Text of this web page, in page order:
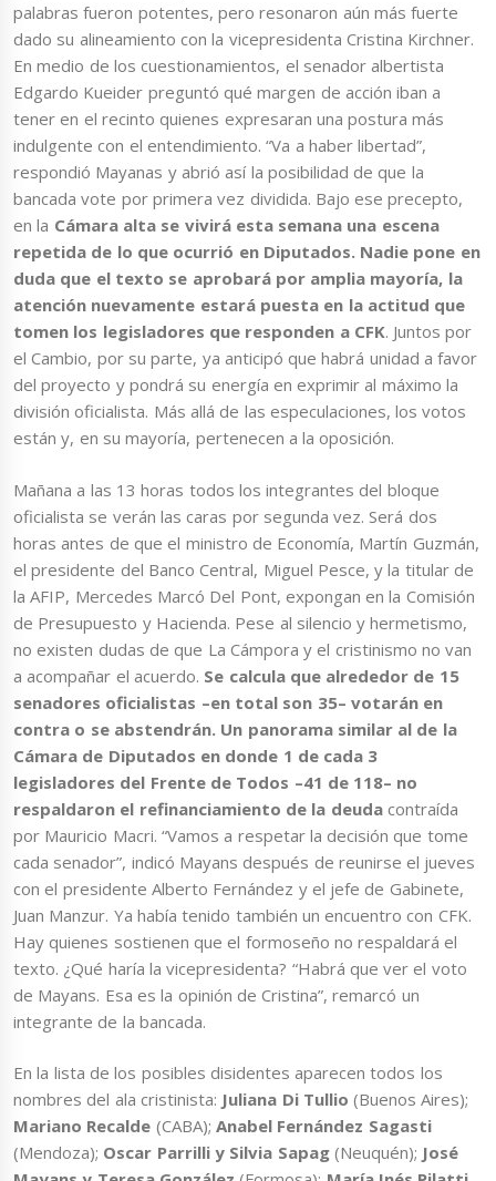
palabras fueron potentes, pero resonaron aún más fuerte
dado su alineamiento con la vicepresidenta Cristina Kirchner.
En medio de los cuestionamientos, el senador albertista
Edgardo Kueider preguntó qué margen de acción iban a
tener en el recinto quienes expresaran una postura más
indulgente con el entendimiento. “Va a haber libertad”,
respondió Mayanas y abrió así la posibilidad de que la
bancada vote por primera vez dividida. Bajo ese precepto,
en la Cámara alta se vivirá esta semana una escena
repetida de lo que ocurrió en Diputados. Nadie pone en
duda que el texto se aprobará por amplia mayoría, la
atención nuevamente estará puesta en la actitud que
tomen los legisladores que responden a CFK. Juntos por
el Cambio, por su parte, ya anticipó que habrá unidad a favor
del proyecto y pondrá su energía en exprimir al máximo la
división oficialista. Más allá de las especulaciones, los votos
están y, en su mayoría, pertenecen a la oposición.
Mañana a las 13 horas todos los integrantes del bloque
oficialista se verán las caras por segunda vez. Será dos
horas antes de que el ministro de Economía, Martín Guzmán,
el presidente del Banco Central, Miguel Pesce, y la titular de
la AFIP, Mercedes Marcó Del Pont, expongan en la Comisión
de Presupuesto y Hacienda. Pese al silencio y hermetismo,
no existen dudas de que La Cámpora y el cristinismo no van
a acompañar el acuerdo. Se calcula que alrededor de 15
senadores oficialistas –en total son 35– votarán en
contra o se abstendrán. Un panorama similar al de la
Cámara de Diputados en donde 1 de cada 3
legisladores del Frente de Todos –41 de 118– no
respaldaron el refinanciamiento de la deudacontraída
por Mauricio Macri. “Vamos a respetar la decisión que tome
cada senador”, indicó Mayans después de reunirse el jueves
con el presidente Alberto Fernández y el jefe de Gabinete,
Juan Manzur. Ya había tenido también un encuentro con CFK.
Hay quienes sostienen que el formoseño no respaldará el
texto. ¿Qué haría la vicepresidenta? “Habrá que ver el voto
de Mayans. Esa es la opinión de Cristina”, remarcó un
integrante de la bancada.
En la lista de los posibles disidentes aparecen todos los
nombres del ala cristinista: Juliana Di Tullio (Buenos Aires);
Mariano Recalde (CABA); Anabel Fernández Sagasti
(Mendoza); Oscar Parrilli y Silvia Sapag(Neuquén); José